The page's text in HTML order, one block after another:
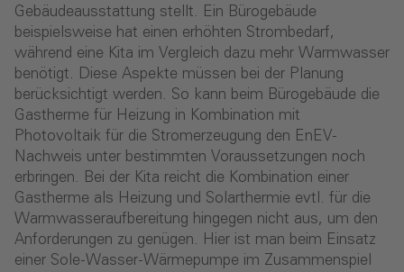
Gebäudeausstattung stellt. Ein Bürogebäude
beispielsweise hat einen erhöhten Strombedarf,
während eine Kita im Vergleich dazu mehr Warmwasser
benötigt. Diese Aspekte müssen bei der Planung
berücksichtigt werden. So kann beim Bürogebäude die
Gastherme für Heizung in Kombination mit
Photovoltaik für die Stromerzeugung den EnEV-
Nachweis unter bestimmten Voraussetzungen noch
erbringen. Bei der Kita reicht die Kombination einer
Gastherme als Heizung und Solarthermie evtl. für die
Warmwasseraufbereitung hingegen nicht aus, um den
Anforderungen zu genügen. Hier ist man beim Einsatz
einer Sole-Wasser-Wärmepumpe im Zusammenspiel